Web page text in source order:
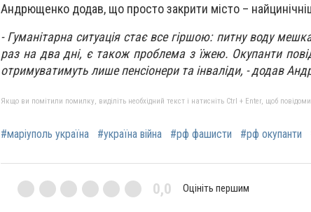
Андрющенко додав, що просто закрити місто –
- Гуманітарна ситуація стає все гіршою: питну воду
раз на два дні, є також проблема з їжею. Окупанти
отримуватимуть лише пенсіонери та інваліди, - додав
Якщо ви помітили помилку, виділіть необхідний текст і натисніть Ctrl + Enter, щоб
#маріуполь україна #україна війна #рф фашисти #рф окупанти
0,0 Оцініть першим